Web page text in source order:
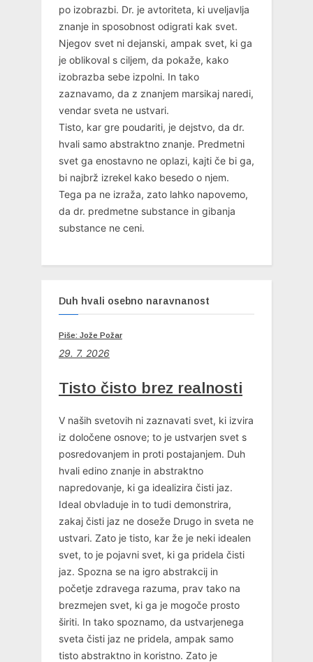
po izobrazbi. Dr. je avtoriteta, ki uveljavlja
znanje in sposobnost odigrati kak svet.
Njegov svet ni dejanski, ampak svet, ki ga
je oblikoval s ciljem, da pokaže, kako
izobrazba sebe izpolni. In tako
zaznavamo, da z znanjem marsikaj naredi,
vendar sveta ne ustvari.
Tisto, kar gre poudariti, je dejstvo, da dr.
hvali samo abstraktno znanje. Predmetni
svet ga enostavno ne oplazi, kajti če bi ga,
bi najbrž izrekel kako besedo o njem.
Tega pa ne izraža, zato lahko napovemo,
da dr. predmetne substance in gibanja
substance ne ceni.
Duh hvali osebno naravnanost
Piše: Jože Požar
29. 7. 2026
Tisto čisto brez realnosti
V naših svetovih ni zaznavati svet, ki izvira
iz določene osnove; to je ustvarjen svet s
posredovanjem in proti postajanjem. Duh
hvali edino znanje in abstraktno
napredovanje, ki ga idealizira čisti jaz.
Ideal obvladuje in to tudi demonstrira,
zakaj čisti jaz ne doseže Drugo in sveta ne
ustvari. Zato je tisto, kar že je neki idealen
svet, to je pojavni svet, ki ga pridela čisti
jaz. Spozna se na igro abstrakcij in
početje zdravega razuma, prav tako na
brezmejen svet, ki ga je mogoče prosto
širiti. In tako spoznamo, da ustvarjenega
sveta čisti jaz ne pridela, ampak samo
tisto abstraktno in koristno. Zato je